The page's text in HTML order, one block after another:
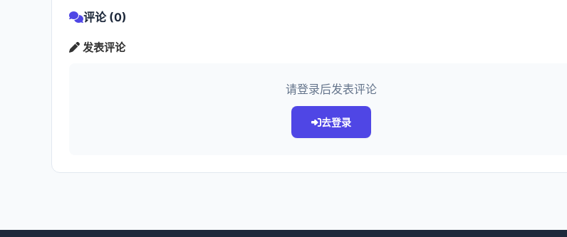
评论 (0)
发表评论
请登录后发表评论
去登录